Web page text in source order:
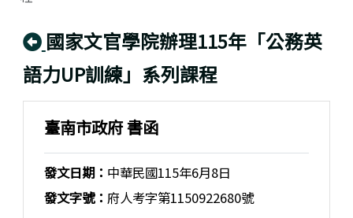
回上頁
國家文官學院辦理115年「公務英
語力UP訓練」系列課程
臺南市政府 書函
發文日期： 中華民國115年6月8日
發文字號： 府人考字第1150922680號